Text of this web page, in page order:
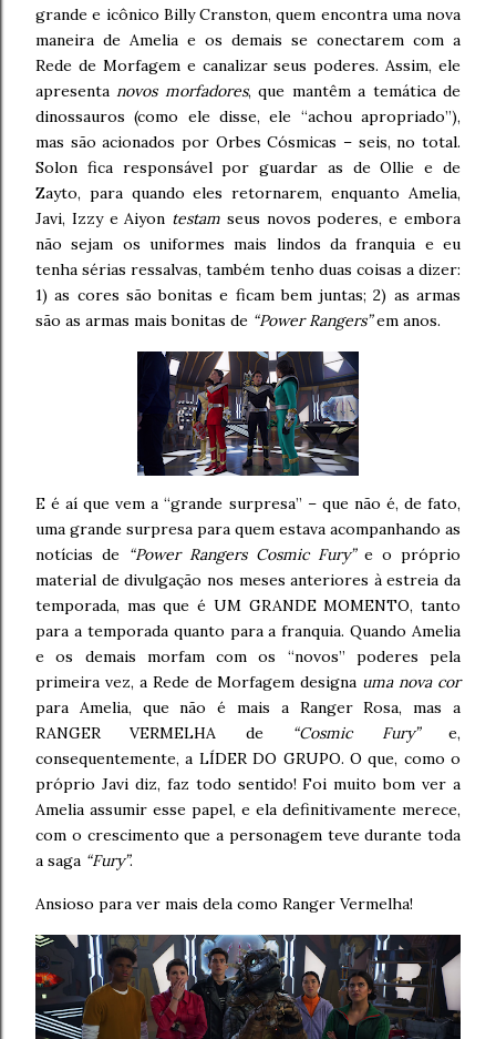
grande e icônico Billy Cranston, quem encontra uma nova
maneira de Amelia e os demais se conectarem com a
Rede de Morfagem e canalizar seus poderes. Assim, ele
apresentanovos morfadores, que mantêm a temática de
dinossauros (como ele disse, ele “achou apropriado”),
mas são acionados por Orbes Cósmicas – seis, no total.
Solon fica responsável por guardar as de Ollie e de
Zayto, para quando eles retornarem, enquanto Amelia,
Javi, Izzy e Aiyon testam seus novos poderes, e embora
não sejam os uniformes mais lindos da franquia e eu
tenha sérias ressalvas, também tenho duas coisas a dizer:
1) as cores são bonitas e ficam bem juntas; 2) as armas
são as armas mais bonitas de “Power Rangers”em anos.
E é aí que vem a “grande surpresa” – que não é, de fato,
uma grande surpresa para quem estava acompanhando as
notícias de “Power Rangers Cosmic Fury”e o próprio
material de divulgação nos meses anteriores à estreia da
temporada, mas que é UM GRANDE MOMENTO, tanto
para a temporada quanto para a franquia. Quando Amelia
e os demais morfam com os “novos” poderes pela
primeira vez, a Rede de Morfagem designa uma nova cor
para Amelia, que não é mais a Ranger Rosa, mas a
RANGER VERMELHA de “Cosmic Fury”e,
consequentemente, a LÍDER DO GRUPO. O que, como o
próprio Javi diz, faz todo sentido! Foi muito bom ver a
Amelia assumir esse papel, e ela definitivamente merece,
com o crescimento que a personagem teve durante toda
a saga “Fury”.
Ansioso para ver mais dela como Ranger Vermelha!